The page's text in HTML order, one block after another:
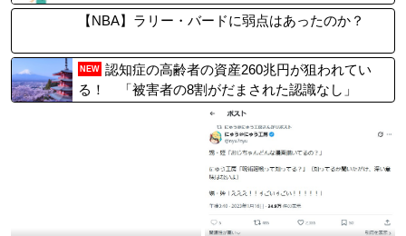
【NBA】ラリー・バードに弱点はあったのか？
NEW 認知症の高齢者の資産260兆円が狙われてい
る！ 「被害者の8割がだまされた認識なし」